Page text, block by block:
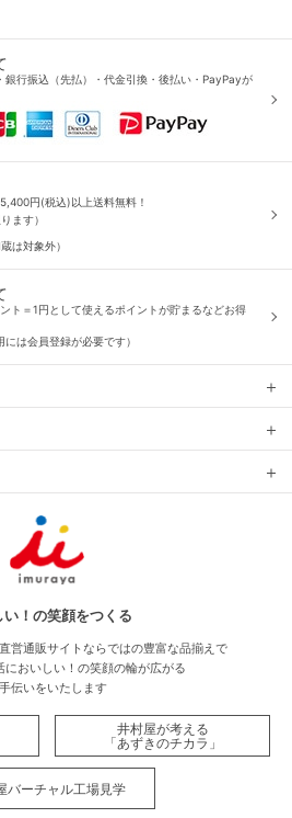
銀行振込（先払）・代金引換・後払い・PayPayが
円(税込)以上送料無料！
ます）
は対象外）
ト＝1円として使えるポイントが貯まるなどお得
には会員登録が必要です）
い！の笑顔をつくる
営通販サイトならではの豊富な品揃えで
においしい！の笑顔の輪が広がる
伝いをいたします
井村屋が考える
「あずきのチカラ」
バーチャル工場見学